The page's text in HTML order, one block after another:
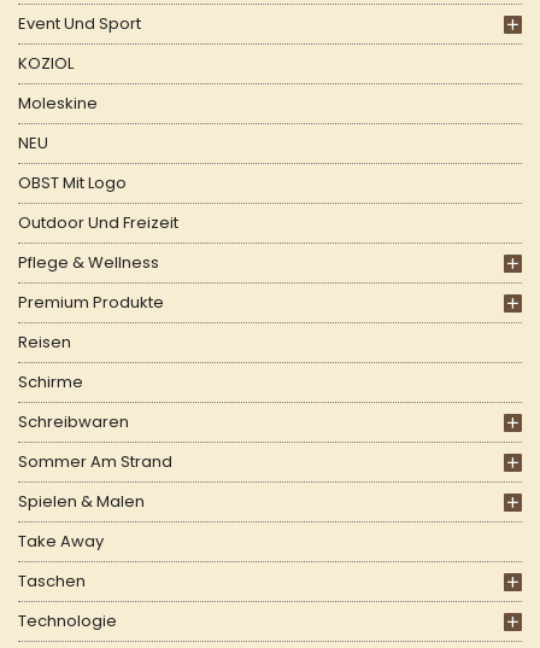
Event Und Sport
KOZIOL
Moleskine
NEU
OBST Mit Logo
Outdoor Und Freizeit
Pflege & Wellness
Premium Produkte
Reisen
Schirme
Schreibwaren
Sommer Am Strand
Spielen & Malen
Take Away
Taschen
Technologie